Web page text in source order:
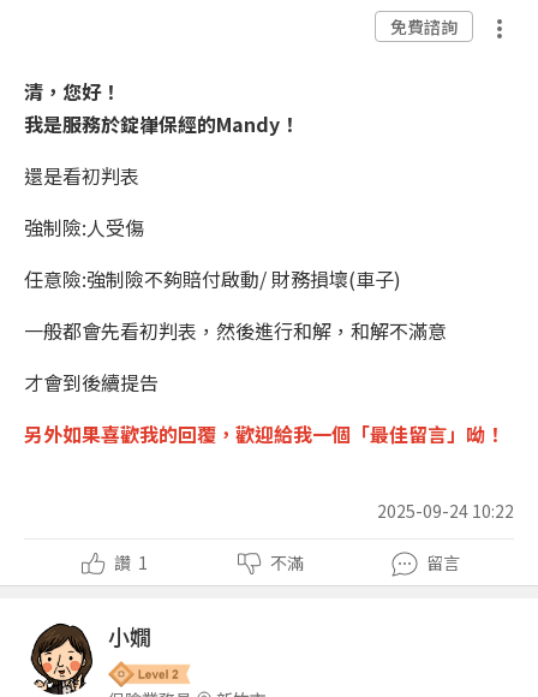
免費諮詢
清，您好！
我是服務於錠嵂保經的Mandy！
還是看初判表
強制險:人受傷
任意險:強制險不夠賠付啟動/ 財務損壞(車子)
一般都會先看初判表，然後進行和解，和解不滿意
才會到後續提告
另外如果喜歡我的回覆， 歡迎給我一個「最佳留言」呦！
2025-09-24 10:22
讚 1 不滿 留言
小嫺